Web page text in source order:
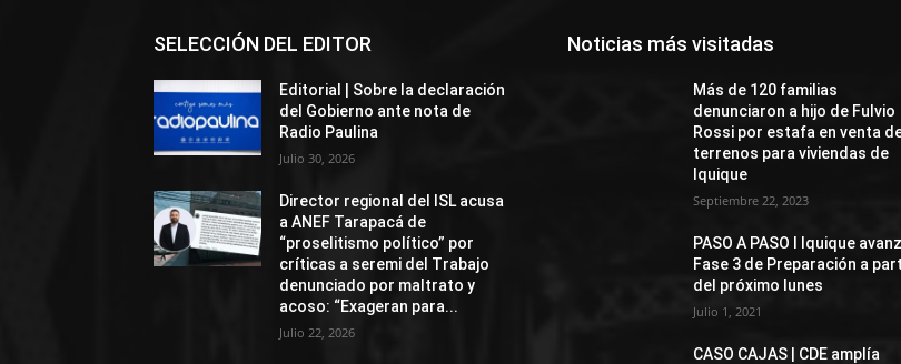
SELECCIÓN DEL EDITOR
Editorial | Sobre la declaración
del Gobierno ante nota de
Radio Paulina
Julio 30, 2026
Director regional del ISL acusa
a ANEF Tarapacá de
“proselitismo político” por
críticas a seremi del Trabajo
denunciado por maltrato y
acoso: “Exageran para...
Julio 22, 2026
Noticias más visitadas
Más de 120 familias
denunciaron a hijo de Fulvio
Rossi por estafa en venta
terrenos para viviendas de
Iquique
Septiembre 22, 2023
PASO A PASO I Iquique
Fase 3 de Preparación a
del próximo lunes
Julio 1, 2021
CASO CAJAS | CDE amplía